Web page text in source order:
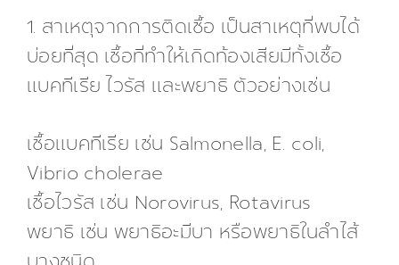
1. สาเหตุจากการติดเชื้อ เป็นสาเหตุที่พบได้
บ่อยที่สุด เชื้อที่ทำให้เกิดท้องเสียมีทั้งเชื้อ
แบคทีเรีย ไวรัส และพยาธิ ตัวอย่างเช่น
เชื้อแบคทีเรีย เช่น Salmonella, E. coli,
Vibrio cholerae
เชื้อไวรัส เช่น Norovirus, Rotavirus
พยาธิ เช่น พยาธิอะมีบา หรือพยาธิในลำไส้